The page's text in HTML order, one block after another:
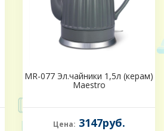
MR-077 Эл.чайники 1,5л (керам)
Maestro
Цена: 3147руб.